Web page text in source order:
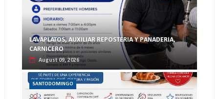
LAVAPLATOS, AUXILIAR REPOSTERIA Y PANADERIA,
CARNICERO
August 09, 2026
SANTODOMINGO